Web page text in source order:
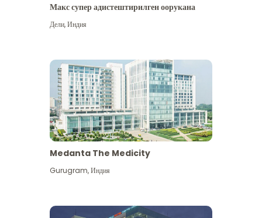
Макс супер адистештирилген оорукана
Дели,Индия
Medanta The Medicity
Gurugram,Индия